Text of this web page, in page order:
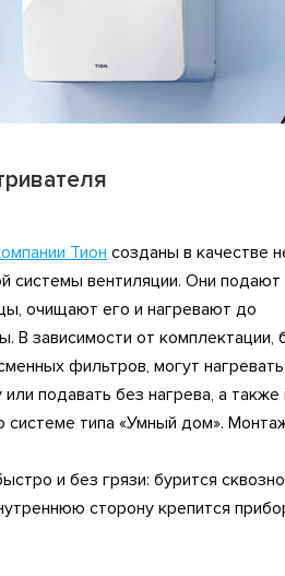
Тион созданы в качестве
системы вентиляции. Они подают
очищают его и нагревают до
В зависимости от комплектации,
фильтров, могут
подавать без нагрева, а
системе типа «Умный дом».
и без грязи: бурится
сторону крепится